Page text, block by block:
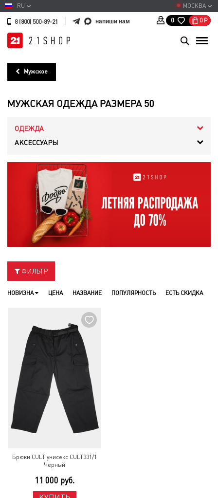
МОСКВА
RU
8 (800) 500-89-21 напиши нам 0 0 Р
Мужское
МУЖСКАЯ ОДЕЖДА РАЗМЕРА 50
ОДЕЖДА
АКСЕССУАРЫ
ФИЛЬТР
НОВИЗНА ЦЕНА НАЗВАНИЕ ПОПУЛЯРНОСТЬ ЕСТЬ СКИДКА
Брюки CULT унисекс CULT331/1
Черный
11 000 руб.